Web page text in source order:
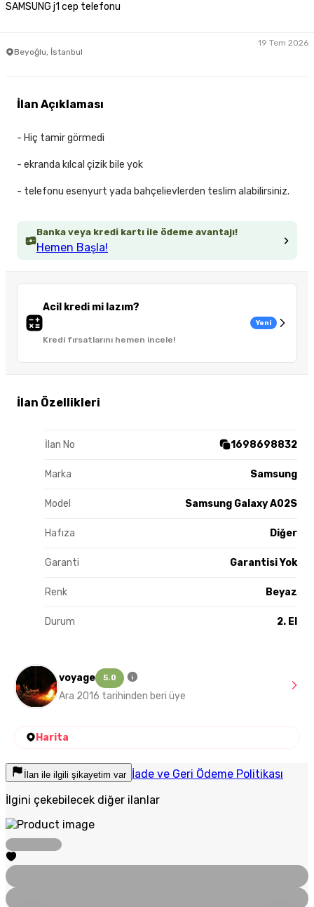
SAMSUNG j1 cep telefonu
Beyoğlu, İstanbul
19 Tem 2026
Banka veya kredi kartı ile ödeme avantajı!
Hemen Başla!
Acil kredi mi lazım?
Kredi fırsatlarını hemen incele!
Yeni
İlan Özellikleri
İlan No 1698698832
Marka Samsung
Model Samsung Galaxy A02S
Hafıza Diğer
Garanti Garantisi Yok
Renk Beyaz
Durum 2. El
İlan Açıklaması
- Hiç tamir görmedi
- ekranda kılcal çizik bile yok
- telefonu esenyurt yada bahçelievlerden teslim alabilirsiniz.
voyage 5.0
Ara 2016 tarihinden beri üye
Harita
İlan ile ilgili şikayetim var İade ve Geri Ödeme Politikası
İlgini çekebilecek diğer ilanlar